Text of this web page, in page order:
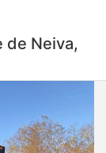
de Neiva,